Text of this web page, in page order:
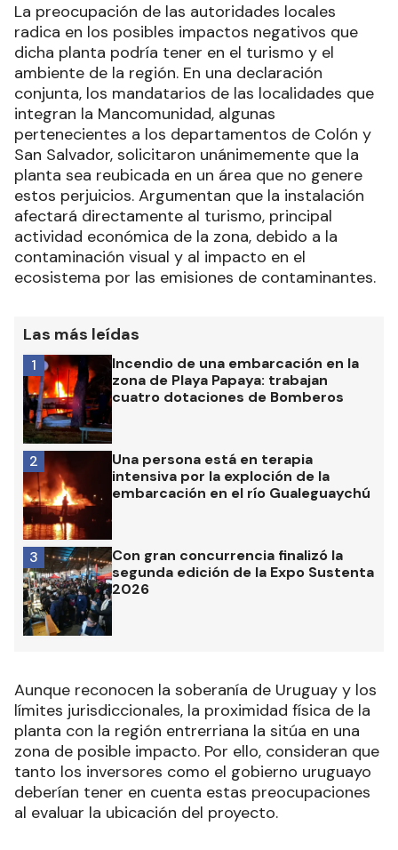
La preocupación de las autoridades locales
radica en los posibles impactos negativos que
dicha planta podría tener en el turismo y el
ambiente de la región. En una declaración
conjunta, los mandatarios de las localidades que
integran la Mancomunidad, algunas
pertenecientes a los departamentos de Colón y
San Salvador, solicitaron unánimemente que la
planta sea reubicada en un área que no genere
estos perjuicios. Argumentan que la instalación
afectará directamente al turismo, principal
actividad económica de la zona, debido a la
contaminación visual y al impacto en el
ecosistema por las emisiones de contaminantes.
Las más leídas
Incendio de una embarcación en la
zona de Playa Papaya: trabajan
cuatro dotaciones de Bomberos
1
Una persona está en terapia
intensiva por la exploción de la
embarcación en el río Gualeguaychú
2
Con gran concurrencia finalizó la
segunda edición de la Expo Sustenta
2026
3
Aunque reconocen la soberanía de Uruguay y los
límites jurisdiccionales, la proximidad física de la
planta con la región entrerriana la sitúa en una
zona de posible impacto. Por ello, consideran que
tanto los inversores como el gobierno uruguayo
deberían tener en cuenta estas preocupaciones
al evaluar la ubicación del proyecto.